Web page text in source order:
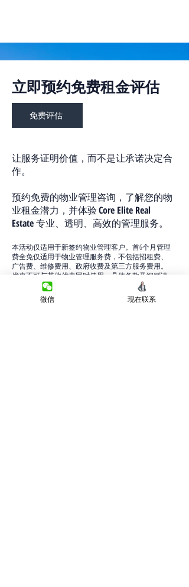
立即预约免费租金评估
免费评估
让服务证明价值，而不是让承诺决定合
作。
预约免费的物业管理咨询，了解您的物
业租金潜力，并体验Core Elite Real
Estate专业、透明、高效的管理服务。
本活动仅适用于新签约物业管理客户。首6个月管理
费全免仅适用于物业管理服务费，不包括招租费、
广告费、维修费用、政府收费及第三方服务费用。
优惠不可与其他优惠同时使用。具体条款及细则请
咨询 Core Elite Real Estate。
微信 现在联系